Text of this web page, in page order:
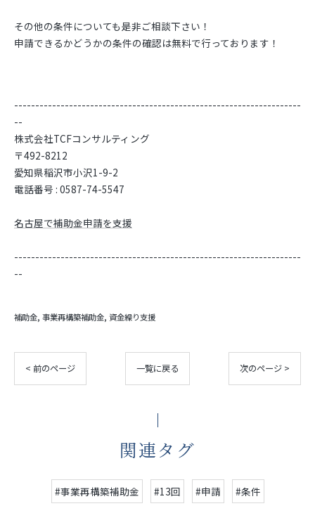
その他の条件についても是非ご相談下さい！
申請できるかどうかの条件の確認は無料で行っております！
--------------------------------------------------------------------
--
株式会社TCFコンサルティング
〒492-8212
愛知県稲沢市小沢1-9-2
電話番号 : 0587-74-5547
名古屋で補助金申請を支援
--------------------------------------------------------------------
--
補助金 事業再構築補助金 資金繰り支援
< 前のページ 一覧に戻る 次のページ >
関連タグ
#事業再構築補助金 #13回 #申請 #条件